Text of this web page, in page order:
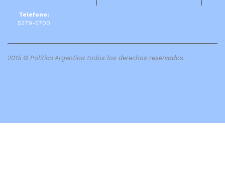
Teléfono:
5279-5700
2015 © Política Argentina todos los derechos reservados.